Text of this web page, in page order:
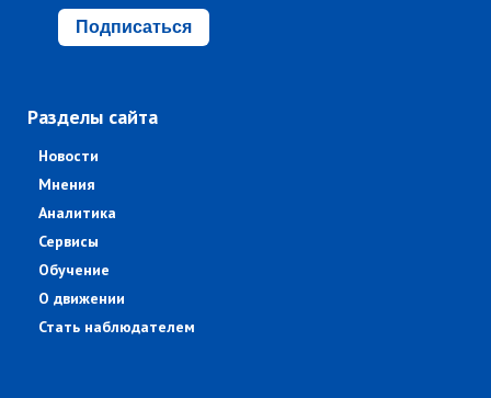
Подписаться
Разделы сайта
Новости
Мнения
Аналитика
Сервисы
Обучение
О движении
Стать наблюдателем